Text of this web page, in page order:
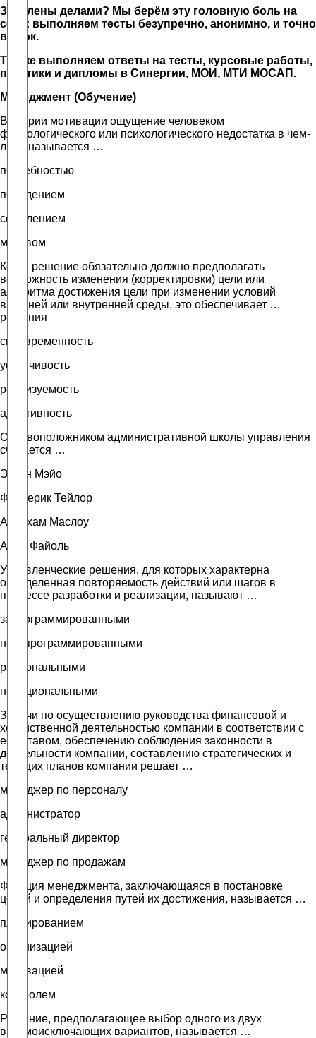
Завалены делами? Мы берём эту головную боль на
себя: выполняем тесты безупречно, анонимно, и точно
в срок.
Так же выполняем ответы на тесты, курсовые работы,
практики и дипломы в Синергии, МОИ, МТИ МОСАП.
Менеджмент (Обучение)
В теории мотивации ощущение человеком
физиологического или психологического недостатка в чем-
либо называется …
потребностью
поведением
сожалением
мотивом
Когда решение обязательно должно предполагать
возможность изменения (корректировки) цели или
алгоритма достижения цели при изменении условий
внешней или внутренней среды, это обеспечивает …
решения
своевременность
устойчивость
реализуемость
адаптивность
Основоположником административной школы управления
считается …
Элтон Мэйо
Фредерик Тейлор
Абрахам Маслоу
Анри Файоль
Управленческие решения, для которых характерна
определенная повторяемость действий или шагов в
процессе разработки и реализации, называют …
запрограммированными
незапрограммированными
рациональными
нерациональными
Задачи по осуществлению руководства финансовой и
хозяйственной деятельностью компании в соответствии с
ее Уставом, обеспечению соблюдения законности в
деятельности компании, составлению стратегических и
текущих планов компании решает …
менеджер по персоналу
администратор
генеральный директор
менеджер по продажам
Функция менеджмента, заключающаяся в постановке
целей и определения путей их достижения, называется …
планированием
организацией
мотивацией
контролем
Решение, предполагающее выбор одного из двух
взаимоисключающих вариантов, называется …